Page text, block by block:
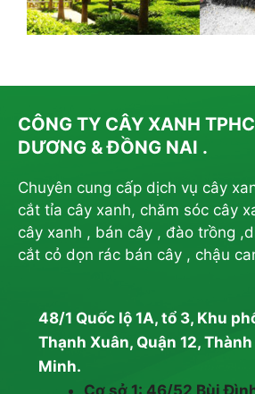
CÔNG TY CÂY XANH
DƯƠNG & ĐỒNG NAI .
Chuyên cung cấp dịch vụ cây
cắt tỉa cây xanh, chăm sóc cây
cây xanh , bán cây , đào trồng
cắt cỏ dọn rác bán cây , chậu
48/1 Quốc lộ 1A, tổ 3, Khu
Thạnh Xuân, Quận 12,
Minh.